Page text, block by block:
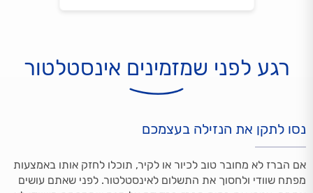
רגע לפני שמזמינים אינסטלטור
נסו לתקן את הנזילה בעצמכם
אם הברז לא מחובר טוב לכיור או לקיר, תוכלו לחזק אותו באמצעות
מפתח שוודי ולחסוך את התשלום לאינסטלטור. לפני שאתם עושים